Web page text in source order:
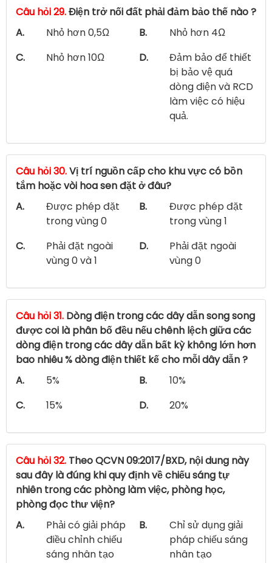
Câu hỏi 29.Điện trở nối đất phải đảm bảo thế nào ?
A.
Nhỏ hơn 0,5Ω B.
Nhỏ hơn 4Ω
C.
Nhỏ hơn 10Ω D.
Đảm bảo để thiết
bị bảo vệ quá
dòng điện và RCD
làm việc có hiệu
quả.
Câu hỏi 30.Vị trí nguồn cấp cho khu vực có bồn
tắm hoặc vòi hoa sen đặt ở đâu?
A.
Được phép đặt
trong vùng 0
B.
Được phép đặt
trong vùng 1
C.
Phải đặt ngoài
vùng 0 và 1
D.
Phải đặt ngoài
vùng 0
Câu hỏi 31. Dòng điện trong các dây dẫn song song
được coi là phân bố đều nếu chênh lệch giữa các
dòng điện trong các dây dẫn bất kỳ không lớn hơn
bao nhiêu % dòng điện thiết kế cho mỗi dây dẫn ?
A.
5% B.
10%
C.
15% D. 20%
Câu hỏi 32. Theo QCVN 09:2017/BXD, nội dung này
sau đây là đúng khi quy định về chiếu sáng tự
nhiên trong các phòng làm việc, phòng học,
phòng đọc thư viện?
A.
Phải có giải pháp
điều chỉnh chiếu
sáng nhân tạo
B.
Chỉ sử dụng giải
pháp chiếu sáng
nhân tạo